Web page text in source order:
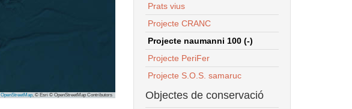
OpenStreetMap, © Esri © OpenStreetMap Contributors
Prats vius
Projecte CRANC
Projecte naumanni 100 (-)
Projecte PeriFer
Projecte S.O.S. samaruc
Objectes de conservació